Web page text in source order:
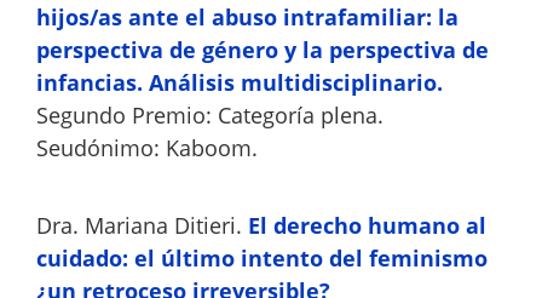
hijos/as ante el abuso intrafamiliar: la
perspectiva de género y la perspectiva de
infancias. Análisis multidisciplinario.
Segundo Premio: Categoría plena.
Seudónimo: Kaboom.
Dra. Mariana Ditieri. El derecho humano al
cuidado: el último intento del feminismo
¿un retroceso irreversible?